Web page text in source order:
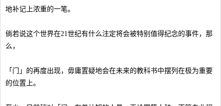
地补记上浓重的一笔。
倘若说这个世界在21世纪有什么注定将会被特别值得纪念的事件，那
么，
「门」的再度出现，毋庸置疑地会在未来的教科书中摆列在极为重要
的位置上。